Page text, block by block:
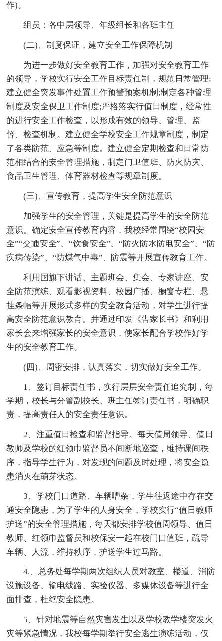
作)。
组员：各中层领导、年级组长和各班主任
(二)、制度保证，建立安全工作保障机制
为进一步做好安全教育工作，加强对安全教育工作
的领导，学校实行安全工作目标责任制，规范日常管理;
建立健全突发事件处置工作预警预案机制;制定各种管理
制度及安全保卫工作制度;严格落实行值日制度，经常性
的进行安全工作检查，以形成有效的领导、管理、监
督、检查机制。建立健全学校安全工作规章制度，制定
了各类防范、应急等制度。建立健全定期检查和日常防
范相结合的安全管理措施，制定门卫值班、防火防灾、
食品卫生管理、体育器材检查等规章制度。
(三)、宣传教育，提高学生安全防范意识
加强学生的安全管理，关键是提高学生的安全防范
意识。确定安全宣传教育内容，我校经常围绕“校园安
全”“交通安全”、“饮食安全”、“防火防水防电安全”、“防
疾病传染”、“防煤气中毒”、防震等开展宣传教育工作。
利用国旗下讲话、主题班会、集会、专家讲座、安
全防范演练、观看影视资料、校园广播、橱窗专栏、悬
挂条幅等开展形式多样的安全教育活动，对学生进行提
高安全防范意识教育。并通过印发《告家长书》和利用
家长会来增强家长的安全意识，使家长配合学校作好学
生的安全教育工作。
(四)、周密安排，认真落实，切实做好安全工作。
1、签订目标责任书，实行层层安全责任追究制，每
学期，校长与分管副校长、班主任签订责任书，明确职
责，提高责任人的安全责任意识。
2、注重值日检查和监督指导。每天值周领导、值日
教师及学校的红领巾监督员不间断地巡查，维持课间秩
序，指导学生行为，对发现的问题及时处理，将安全隐
患消灭在萌芽状态。
3、学校门口道路、车辆嘈杂，学生往返途中存在交
通安全隐患，为了学生的人身安全，学校实行“值日教师
护送”的安全管理措施，每天都安排学校值周领导、值日
教师、红领巾监督员和校保安一起在校门口值班，疏导
车辆、人流，维持秩序，护送学生过马路。
4.、总务处每学期两次组织人员对教室、楼道、消防
设施设备、输电线路、实验仪器、多媒体设备等进行全
面排查，杜绝安全隐患。
5、针对地震等自然灾害发生以及学校教学楼突发火
灾等紧急情况，我校每学期举行安全逃生演练活动，仅